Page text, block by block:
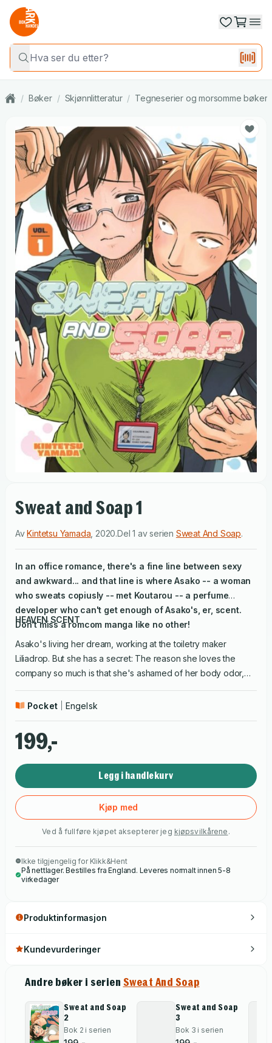
/ Bøker / Skjønnlitteratur / Tegneserier og morsomme bøker
Sweat and Soap 1
AvKintetsu Yamada 2020.Del 1 av serien Sweat And Soap.
In an office romance, there's a fine line between sexy
and awkward... and that line is where Asako -- a woman
who sweats copiusly -- met Koutarou -- a perfume
developer who can't get enough of Asako's, er, scent.
Don't miss a romcom manga like no other!
HEAVEN SCENT
Asako's living her dream, working at the toiletry maker
Liliadrop. But she has a secret: The reason she loves the
company so much is that she's ashamed of her body odor,
when the company's lead product developer, a perfuming
smell" is, she's terrified--but could it be that he
he likesher?
Pocket Engelsk
199,-
Legg i handlekurv
Kjøp med
Ved å fullføre kjøpet aksepterer jeg kjøpsvilkårene .
Ikke tilgjengelig for Klikk&Hent
På nettlager. Bestilles fra England. Leveres normalt innen 5-8
virkedager
Produktinformasjon
Kundevurderinger
Andre bøker i serien Sweat And Soap
Sweat and Soap
2
Bok 2 i serien
Sweat and Soap
3
Bok 3 i serien